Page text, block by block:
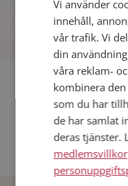
Fler singlar
Andra singlar från
Dejta män i Sverige
Dejta kvinnor i Sverige
Vi använder
innehåll,
vår trafik. Vi
din
våra reklam-
kombinera
som du har
de har samlat
deras tjänster.
medlemsvillkor